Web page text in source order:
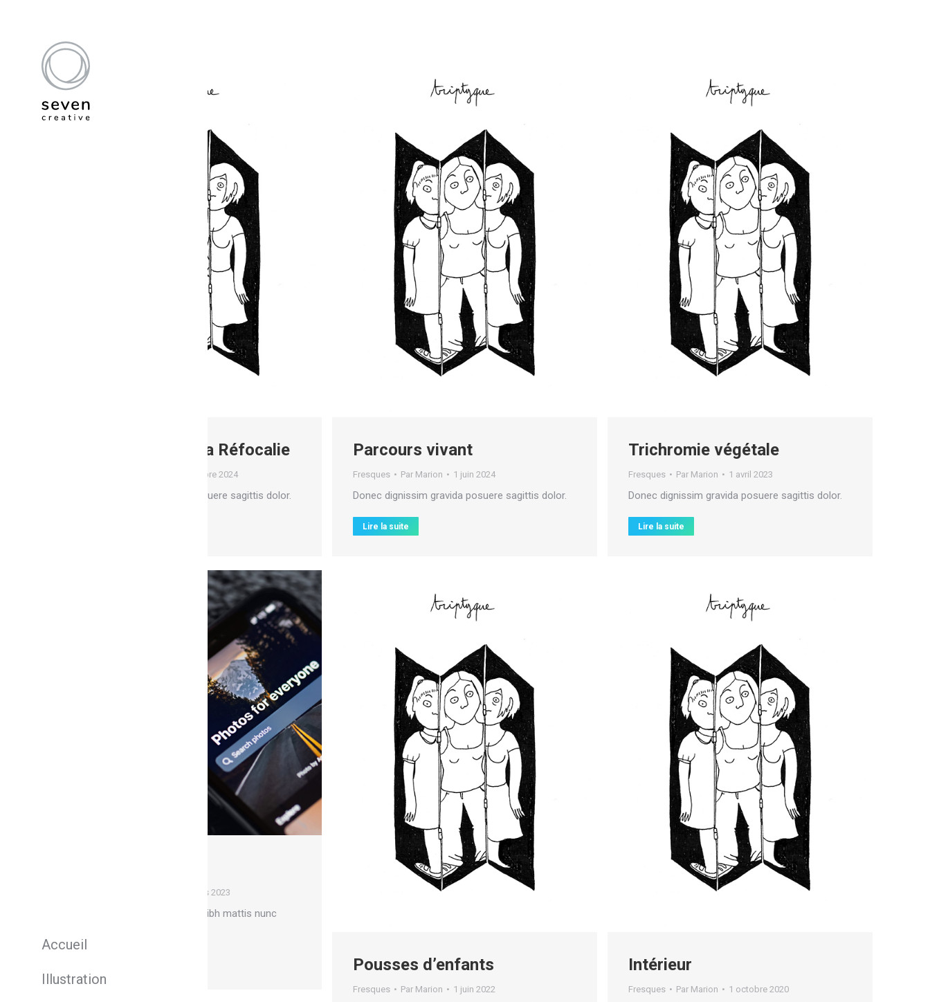
Les insectes de la Réfocalie
1 octobre 2024
Donec dignissim gravida posuere sagittis dolor.
Parcours vivant
Fresques Par Marion 1 juin 2024
Donec dignissim gravida posuere sagittis dolor.
Lire la suite
Trichromie végétale
Fresques Par Marion 1 avril 2023
Donec dignissim gravida posuere sagittis dolor.
Lire la suite
1 mars 2023
Pellentesque purus et sem nibh mattis nunc
Pousses d’enfants
Fresques Par Marion 1 juin 2022
Intérieur
Fresques Par Marion 1 octobre 2020
Accueil
Illustration